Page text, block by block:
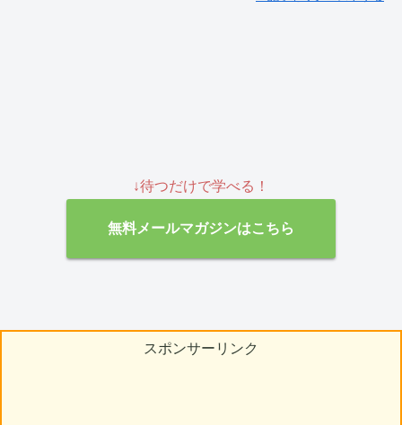
↓待つだけで学べる！
無料メールマガジンはこちら
スポンサーリンク